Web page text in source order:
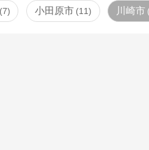
7 小田原市 11 川崎市